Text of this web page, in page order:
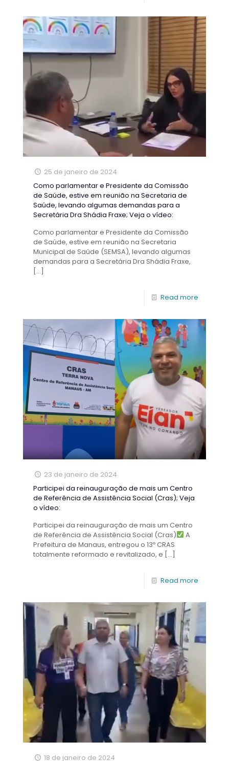
25 de janeiro de 2024
Como parlamentar e Presidente da Comissão
de Saúde, estive em reunião na Secretaria de
Saúde, levando algumas demandas para a
Secretária Dra Shádia Fraxe; Veja o vídeo:
Como parlamentar e Presidente da Comissão
de Saúde, estive em reunião na Secretaria
Municipal de Saúde (SEMSA), levando algumas
demandas para a Secretária Dra Shádia Fraxe,
[…]
Read more
23 de janeiro de 2024
Participei da reinauguração de mais um Centro
de Referência de Assistência Social (Cras); Veja
o vídeo:
Participei da reinauguração de mais um Centro
de Referência de Assistência Social (Cras)
A
Prefeitura de Manaus, entregou o 13º CRAS
totalmente reformado e revitalizado, e […]
Read more
18 de janeiro de 2024